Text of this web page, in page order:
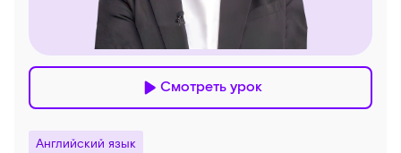
Английский язык
Смотреть урок